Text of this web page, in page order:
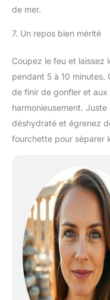
de mer.
7. Un repos bien mérité
Coupez le feu et laissez
pendant 5 à 10
de finir de gonfler et
harmonieusement.
déshydraté et égrenez
fourchette pour séparer